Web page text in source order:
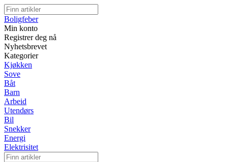
Boligfeber
Min konto
Registrer deg nå
Nyhetsbrevet
Kategorier
Kjøkken
Sove
Båt
Barn
Arbeid
Utendørs
Bil
Snekker
Energi
Elektrisitet